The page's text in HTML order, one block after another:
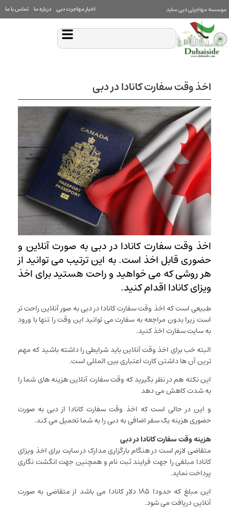
موسسه مهاجرتی دبی ساید اخبار مهاجرت دبی درباره ما تماس با ما
اخذ وقت سفارت کانادا در دبی
اخذ وقت سفارت کانادا در دبی به صورت آنلاین و
حضوری قابل اخذ است. به این ترتیب می توانید از
هر روشی که می خواهید و راحت هستید برای اخذ
ویزای کانادا اقدام کنید.
طبیعی است که اخذ وقت سفارت کانادا در دبی به صور آنلاین راحت تر
است زیرا بدون مراجعه به سفارت می توانید این وقت را تنها با ورود
به سایت سفارت اخذ کنید.
البته خب برای اخذ وقت آنلاین باید شرایطی را داشته باشید که مهم
ترین آن ها داشتن کارت اعتباری بین المللی است.
این نکته هم در نظر بگیرید که وقت سفارت آنلاین هزینه های شما را
به شدت کاهش می دهد
و این در حالی است که اخذ وقت سفارت کانادا از دبی به صورت
حضوری هزینه یک سفر اضافی به دبی را به شما تحمیل می کند.
هزینه وقت سفارت کانادا در دبی
متقاضی لازم است در هنگام بارگزاری مدارک در سایت برای اخذ ویزای
کانادا مبلغی را جهت فرایند ثبت نام و همچنین جهت انگشت ­نگاری
پرداخت نماید.
این مبلغ که حدودا ۱۸۵ دلار کانادا می­ باشد از متقاضی به صورت
آنلاین دریافت می­ شود.